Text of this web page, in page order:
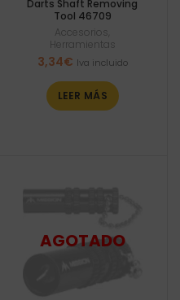
Darts Shaft Removing
Tool 46709
Accesorios
Herramientas
3,34€ Iva incluido
LEER MÁS